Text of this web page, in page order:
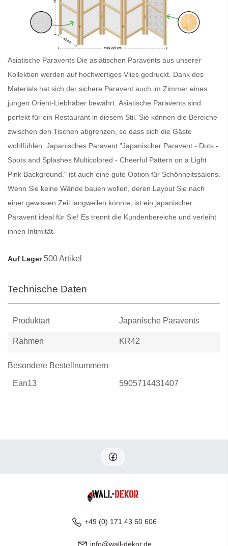
Asiatische Paravents Die asiatischen Paravents aus unserer
Kollektion werden auf hochwertiges Vlies gedruckt. Dank des
Materials hat sich der sichere Paravent auch im Zimmer eines
jungen Orient-Liebhaber bewährt. Asiatische Paravents sind
perfekt für ein Restaurant in diesem Stil. Sie können die Bereiche
zwischen den Tischen abgrenzen, so dass sich die Gäste
wohlfühlen. Japanisches Paravent "Japanischer Paravent - Dots -
Spots and Splashes Multicolored - Cheerful Pattern on a Light
Pink Background." ist auch eine gute Option für Schönheitssalons.
Wenn Sie keine Wände bauen wollen, deren Layout Sie nach
einer gewissen Zeit langweilen könnte, ist ein japanischer
Paravent ideal für Sie! Es trennt die Kundenbereiche und verleiht
ihnen Intimität.
Auf Lager 500 Artikel
Technische Daten
Produktart Japanische Paravents
Rahmen KR42
Besondere Bestellnummern
Ean13 5905714431407
+49 (0) 171 43 60 606
info@wall-dekor.de